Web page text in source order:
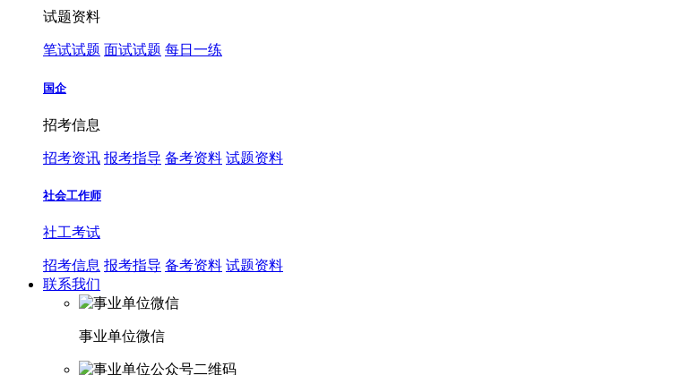
试题资料
笔试试题 面试试题 每日一练
国企
招考信息
招考资讯 报考指导 备考资料 试题资料
社会工作师
社工考试
招考信息 报考指导 备考资料 试题资料
联系我们
事业单位微信